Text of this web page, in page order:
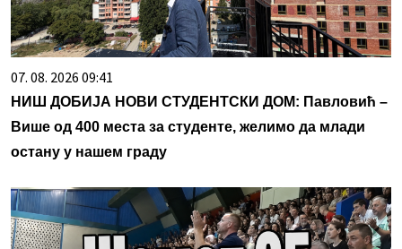
07. 08. 2026 09:41
НИШ ДОБИЈА НОВИ СТУДЕНТСКИ ДОМ: Павловић –
Више од 400 места за студенте, желимо да млади
остану у нашем граду